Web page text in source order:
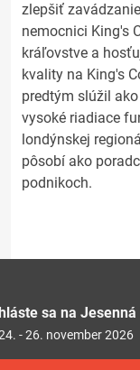
zlepšiť
nemocnici King's
kráľovstve a
kvality na King's
predtým slúžil
vysoké riadiace
londýnskej
pôsobí ako
podnikoch.
sa na Jesenná
- 26. november 2026